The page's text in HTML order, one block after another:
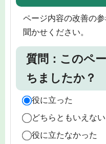
ページ内容の改善の
聞かせください。
質問：このペ
ちましたか？
役に立った
どちらともいえない
役に立たなかった